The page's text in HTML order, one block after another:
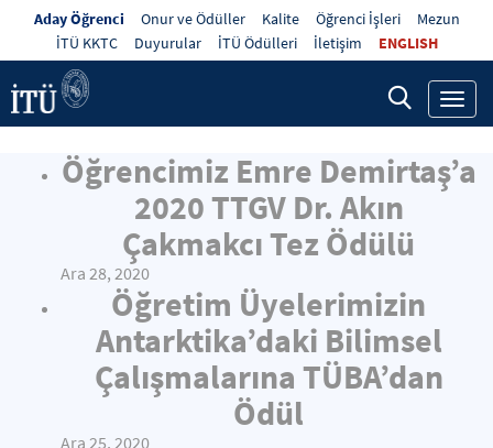
Aday Öğrenci Onur ve Ödüller Kalite Öğrenci İşleri
Mezun
İTÜ KKTC
Duyurular İTÜ Ödülleri İletişim ENGLISH
Öğrencimiz Emre Demirtaş’a
2020 TTGV Dr. Akın
Çakmakcı Tez Ödülü
Ara 28, 2020
Öğretim Üyelerimizin
Antarktika’daki Bilimsel
Çalışmalarına TÜBA’dan
Ödül
Ara 25, 2020